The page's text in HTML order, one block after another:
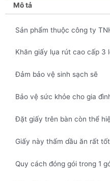
Mô tả
Sản phẩm thuộc công ty
Khăn giấy lụa rút cao cấp 3
Đảm bảo vệ sinh sạch sẽ
Bảo vệ sức khỏe cho gia
Đặt giấy trên bàn còn thể
Giấy này thấm dầu ăn rất tốt
Quy cách đóng gói trong 1